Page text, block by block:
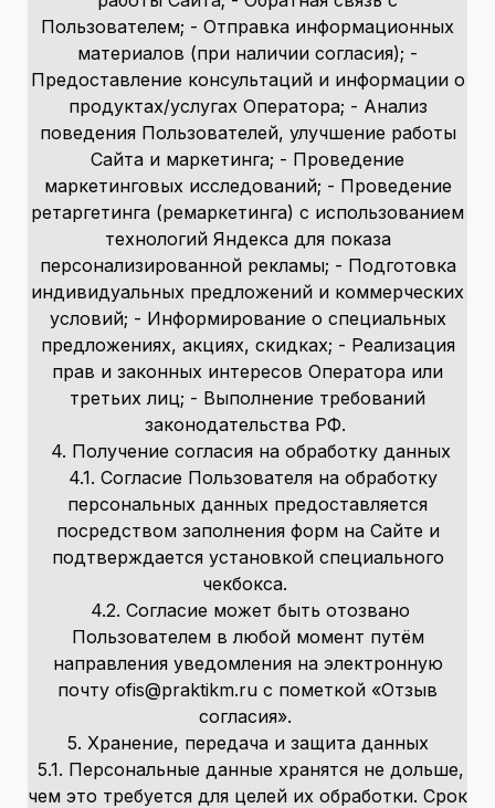
Пользователем; - Отправка информационных
материалов (при наличии согласия); -
Предоставление консультаций и информации о
продуктах/услугах Оператора; - Анализ
поведения Пользователей, улучшение работы
Сайта и маркетинга; - Проведение
маркетинговых исследований; - Проведение
ретаргетинга (ремаркетинга) с использованием
технологий Яндекса для показа
персонализированной рекламы; - Подготовка
индивидуальных предложений и коммерческих
условий; - Информирование о специальных
предложениях, акциях, скидках; - Реализация
прав и законных интересов Оператора или
третьих лиц; - Выполнение требований
законодательства РФ.
4. Получение согласия на обработку данных
4.1. Согласие Пользователя на обработку
персональных данных предоставляется
посредством заполнения форм на Сайте и
подтверждается установкой специального
чекбокса.
4.2. Согласие может быть отозвано
Пользователем в любой момент путём
направления уведомления на электронную
почту ofis@praktikm.ru с пометкой «Отзыв
согласия».
5. Хранение, передача и защита данных
5.1. Персональные данные хранятся не дольше,
чем это требуется для целей их обработки. Срок